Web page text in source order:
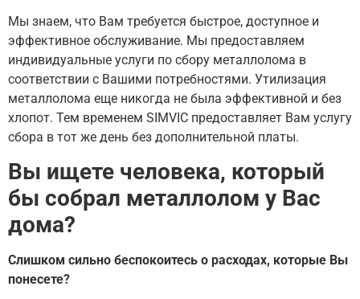
Мы знаем, что Вам требуется быстрое, доступное и
эффективное обслуживание. Мы предоставляем
индивидуальные услуги по сбору металлолома в
соответствии с Вашими потребностями. Утилизация
металлолома еще никогда не была эффективной и без
хлопот. Тем временем SIMVIC предоставляет Вам услугу
сбора в тот же день без дополнительной платы.
Вы ищете человека, который
бы собрал металлолом у Вас
дома?
Слишком сильно беспокоитесь о расходах, которые Вы
понесете?